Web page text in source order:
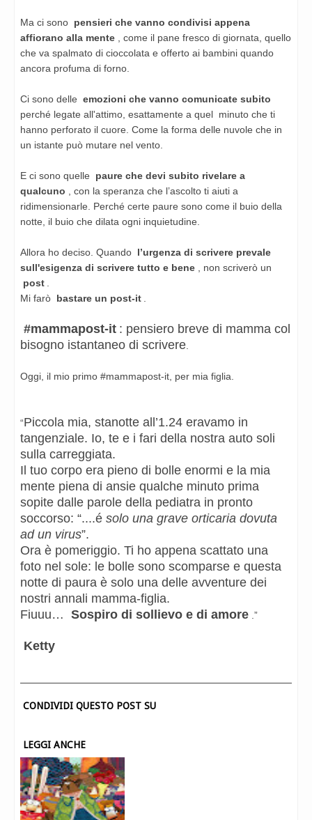
Ma ci sono pensieri che vanno condivisi appena
affiorano alla mente , come il pane fresco di giornata, quello
che va spalmato di cioccolata e offerto ai bambini quando
ancora profuma di forno.
Ci sono delle emozioni che vanno comunicate subito
perché legate all'attimo, esattamente a quel minuto che ti
hanno perforato il cuore. Come la forma delle nuvole che in
un istante può mutare nel vento.
E ci sono quelle
paure che devi subito rivelare a
qualcuno , con la speranza che l’ascolto ti aiuti a
ridimensionarle. Perché certe paure sono come il buio della
notte, il buio che dilata ogni inquietudine.
Allora ho deciso. Quando l’urgenza di scrivere prevale
sull'esigenza di scrivere tutto e bene , non scriverò un
post .
Mi farò bastare un post-it .
#mammapost-it : pensiero breve di mamma col
bisogno istantaneo di scrivere.
Oggi, il mio primo #mammapost-it, per mia figlia.
“Piccola mia, stanotte all’1.24 eravamo in
tangenziale. Io, te e i fari della nostra auto soli
sulla carreggiata.
Il tuo corpo era pieno di bolle enormi e la mia
mente piena di ansie qualche minuto prima
sopite dalle parole della pediatra in pronto
soccorso: “....é solo una grave orticaria dovuta
ad un virus”.
Ora è pomeriggio. Ti ho appena scattato una
foto nel sole: le bolle sono scomparse e questa
notte di paura è solo una delle avventure dei
nostri annali mamma-figlia.
Fiuuu… Sospiro di sollievo e di amore .”
Ketty
CONDIVIDI QUESTO POST SU
LEGGI ANCHE